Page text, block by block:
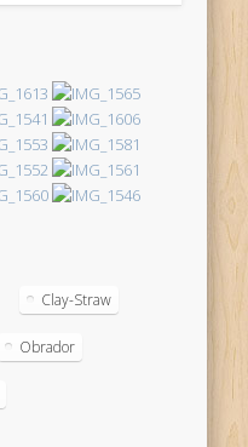
Clay-Straw
Obrador